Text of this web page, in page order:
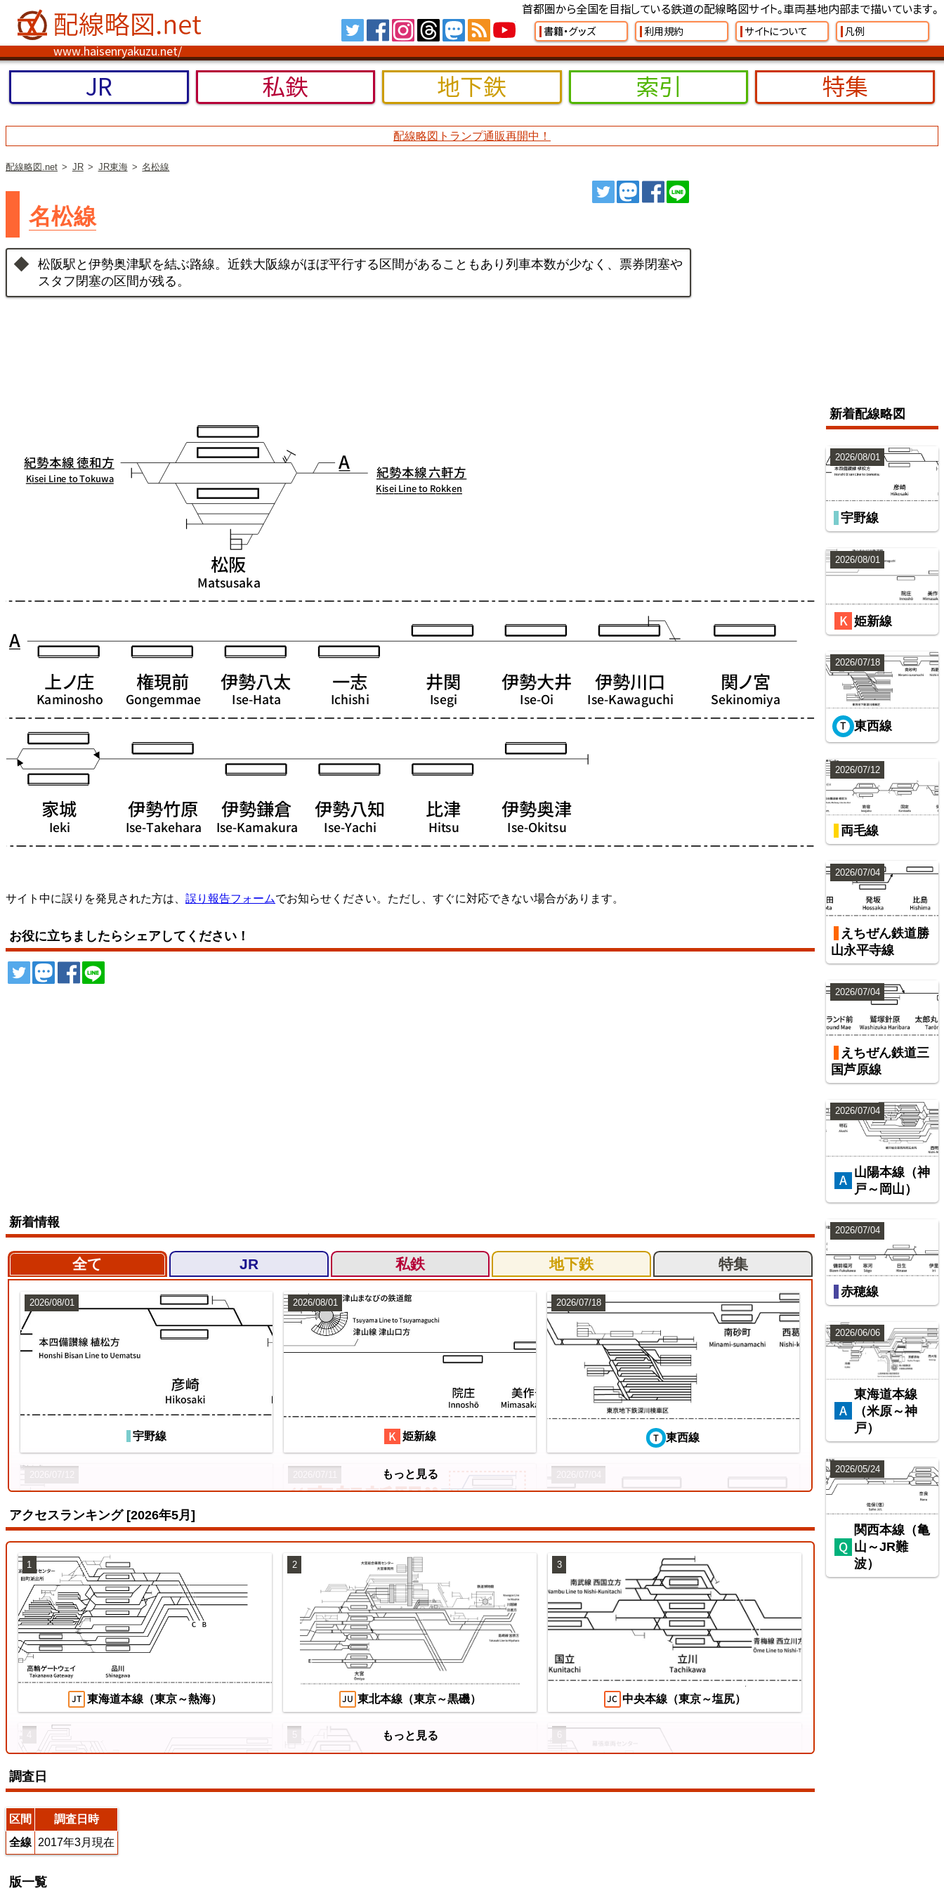
首都圏から全国を目指している鉄道の配線略図サイト。車両基地内部まで描いています。
書籍・グッズ 利用規約 サイトについて 凡例
www.haisenryakuzu.net/
Tw FB IG TH MS RSS
JR 私鉄 地下鉄 索引 特集
配線略図トランプ通販再開中！
配線略図.net JR JR東海 名松線
ツイートトゥート
シェア
名松線
松阪駅と伊勢奥津駅を結ぶ路線。近鉄大阪線がほぼ平行する区間があることもあり列車本数が少なく、票券閉塞や
スタフ閉塞の区間が残る。
サイト中に誤りを発見された方は、 誤り報告フォームでお知らせください。ただし、すぐに対応できない場合があります。
お役に立ちましたらシェアしてください！
ツイートトゥート
シェア
新着情報
全て JR 私鉄 地下鉄 特集
宇野線
2026/08/01
姫新線
2026/08/01
東西線
2026/07/18
両毛線
【待望の複線化】成田空港機能強化で京成成田
スカイアクセス・JRの配線はどう変わる？
えちぜん鉄道勝山永平寺線
えちぜん鉄道三国芦原線
2026/07/04
山陽本線（神戸～岡山）
2026/07/04
もっと見る
アクセスランキング [2026年5月]
東海道本線（東京～熱海）
1
東北本線（東京～黒磯）
2
中央本線（東京～塩尻）
3
もっと見る
調査日
区間
調査日時
全線 2017年3月現在
版一覧
新着配線略図
宇野線
2026/08/01
姫新線
2026/08/01
東西線
2026/07/18
両毛線
2026/07/12
えちぜん鉄道勝
山永平寺線
2026/07/04
えちぜん鉄道三
国芦原線
2026/07/04
山陽本線（神
戸～岡山）
2026/07/04
赤穂線
2026/07/04
東海道本線
（米原～神
戸）
2026/06/06
関西本線（亀
山～JR難
波）
2026/05/24